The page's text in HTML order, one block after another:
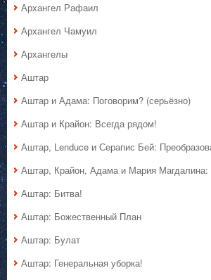
Архангел Рафаил
Архангел Чамуил
Архангелы
Аштар
Аштар и Адама: Поговорим? (серьёзно)
Аштар и Крайон: Всегда рядом!
Аштар, Lenduce и Серапис Бей:
Аштар, Крайон, Адама и Мария Магдалина:
Аштар: Битва!
Аштар: Божественный План
Аштар: Булат
Аштар: Генеральная уборка!